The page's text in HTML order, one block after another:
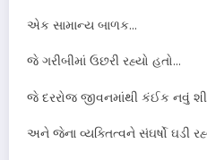
એક સામાન્ય બાળક…
જે ગરીબીમાં ઉછરી રહ્યો હતો…
જે દરરોજ જીવનમાંથી કંઈક નવું
અને જેના વ્યક્તિત્વને સંઘર્ષો ઘડી